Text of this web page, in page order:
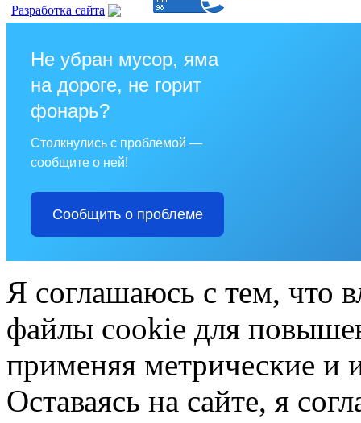
Разработка сайта
Не убран мусор, яма
на дороге, не горит
фонарь?
Столкнулись с проблемой —
сообщите о ней!
Сообщить о проблеме
Я соглашаюсь с тем, что
файлы cookie для
применяя метрические и
Оставаясь на сайте, я